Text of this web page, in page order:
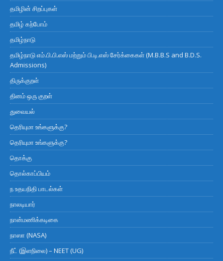
தமிழின் சிறப்புகள்
தமிழ் கற்போம்
தமிழ்நாடு
தமிழ்நாடு எம்.பி.பி.எஸ் மற்றும் பி.டி.எஸ் சேர்க்கைகள் (M.B.B.S and B.D.S.
Admissions)
திருக்குறள்
தினம் ஒரு குறள்
துவையல்
தெரியுமா உங்களுக்கு?
தெரியுமா உங்களுக்கு?
தொக்கு
தொல்காப்பியம்
ந உதயநிதி பாடல்கள்
நாலடியார்
நான்மணிக்கடிகை
நாஸா (NASA)
நீட் (இளநிலை) – NEET (UG)